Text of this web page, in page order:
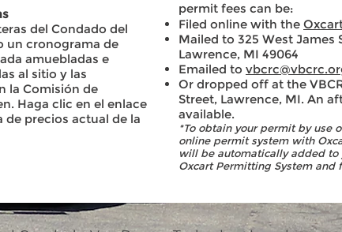
del Condado del
un cronograma de
amuebladas e
al sitio y las
la Comisión de
Haga clic en el enlace
precios actual de la
permit fees can be:
Filed online with the
Mailed to 325 West James
Lawrence, MI 49064
Emailed to
Or dropped off at the
Street, Lawrence, MI. An
available.
*To obtain your permit by use
online permit system with
will be automatically addedto
Oxcart Permitting System and